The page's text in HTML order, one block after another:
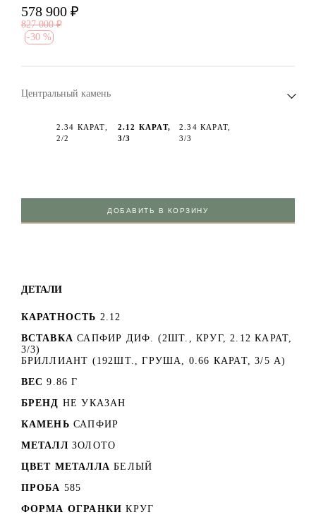
578 900 ₽
827 000 ₽
-30 %
Центральный камень
2.34 КАРАТ,
2/2
2.12 КАРАТ,
3/3
2.34 КАРАТ,
3/3
ДОБАВИТЬ В КОРЗИНУ
ДЕТАЛИ
КАРАТНОСТЬ 2.12
ВСТАВКА САПФИР ДИФ. (2ШТ., КРУГ, 2.12 КАРАТ,
3/3)
БРИЛЛИАНТ (192ШТ., ГРУША, 0.66 КАРАТ, 3/5 А)
ВЕС 9.86 Г
БРЕНД НЕ УКАЗАН
КАМЕНЬ САПФИР
МЕТАЛЛ ЗОЛОТО
ЦВЕТ МЕТАЛЛА БЕЛЫЙ
ПРОБА 585
ФОРМА ОГРАНКИ КРУГ